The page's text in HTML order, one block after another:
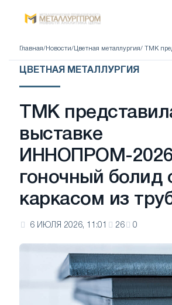
Главная/ Новости/ Цветная металлургия/ ТМК
ЦВЕТНАЯ МЕТАЛЛУРГИЯ
ТМК
выставке
ИННОПРОМ-
гоночный болид
каркасом из
6 ИЮЛЯ 2026, 11:01 26 0